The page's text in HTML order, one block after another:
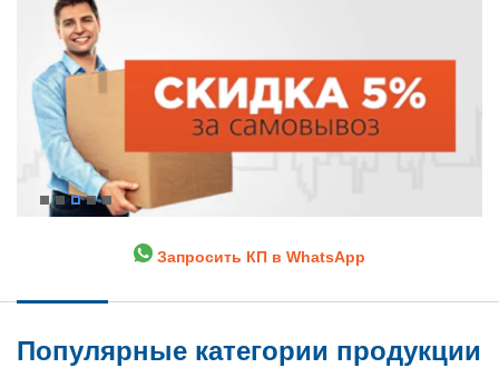
Запросить КП в WhatsApp
Популярные категории продукции